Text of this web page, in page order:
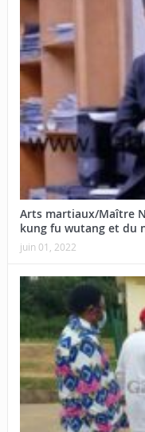
Arts martiaux/Maître
kung fu wutang et du
juin 01, 2022